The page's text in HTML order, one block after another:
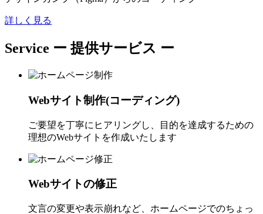
詳しく見る
Service ー 提供サービス ー
Webサイト制作(コーディング)
ご要望を丁寧にヒアリングし、目的を達成するための
理想のWebサイトを作成いたします
Webサイトの修正
文言の変更や表示崩れなど、ホームページでのちょっ